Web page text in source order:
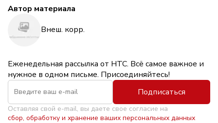
Автор материала
Внеш. корр.
Еженедельная рассылка от НТС. Всё самое важное и
нужное в одном письме. Присоединяйтесь!
Подписаться
Оставляя свой e-mail, вы даете свое согласие на
сбор, обработку и хранение ваших персональных данных